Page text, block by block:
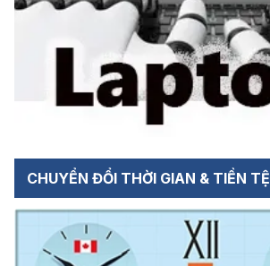
CHUYỂN ĐỔI THỜI GIAN & TIỀN TỆ